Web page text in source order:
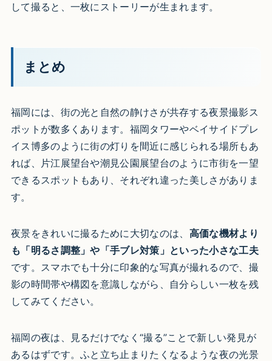
して撮ると、一枚にストーリーが生まれます。
まとめ
福岡には、街の光と自然の静けさが共存する夜景撮影ス
ポットが数多くあります。福岡タワーやベイサイドプレ
イス博多のように街の灯りを間近に感じられる場所もあ
れば、片江展望台や潮見公園展望台のように市街を一望
できるスポットもあり、それぞれ違った美しさがありま
す。
夜景をきれいに撮るために大切なのは、 高価な機材より
も「明るさ調整」や「手ブレ対策」といった小さな工夫
です。スマホでも十分に印象的な写真が撮れるので、撮
影の時間帯や構図を意識しながら、自分らしい一枚を残
してみてください。
福岡の夜は、見るだけでなく“撮る”ことで新しい発見が
あるはずです。ふと立ち止まりたくなるような夜の光景